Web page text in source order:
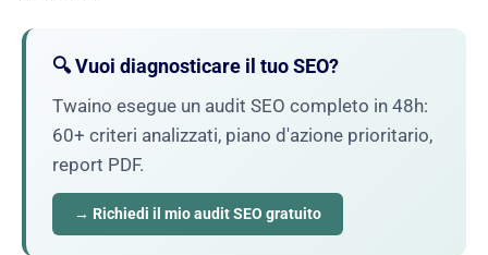
🔍 Vuoi diagnosticare il tuo SEO?
Twaino esegue un audit SEO completo in 48h:
60+ criteri analizzati, piano d'azione prioritario,
report PDF.
→ Richiedi il mio audit SEO gratuito